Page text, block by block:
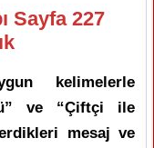
Sayfa 227
kelimelerle
ve “Çiftçi ile
mesaj ve